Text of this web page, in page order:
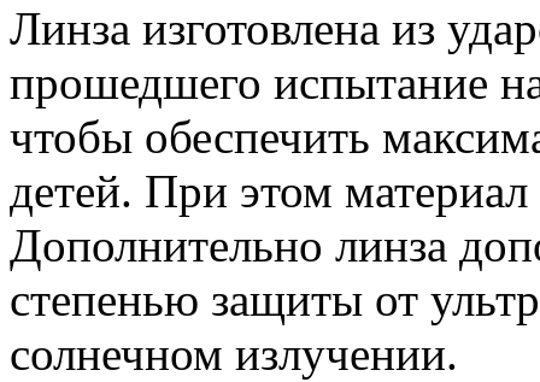
Линза изготовлена из
прошедшего испытание
чтобы обеспечить
детей. При этом
Дополнительно линза
степенью защиты от
солнечном излучении.